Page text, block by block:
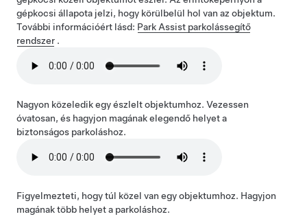
gépkocsi állapota jelzi, hogy körülbelül hol van az objektum.
További információért lásd: Park Assist parkolássegítő
rendszer .
Nagyon közeledik egy észlelt objektumhoz. Vezessen
óvatosan, és hagyjon magának elegendő helyet a
biztonságos parkoláshoz.
Figyelmezteti, hogy túl közel van egy objektumhoz. Hagyjon
magának több helyet a parkoláshoz.